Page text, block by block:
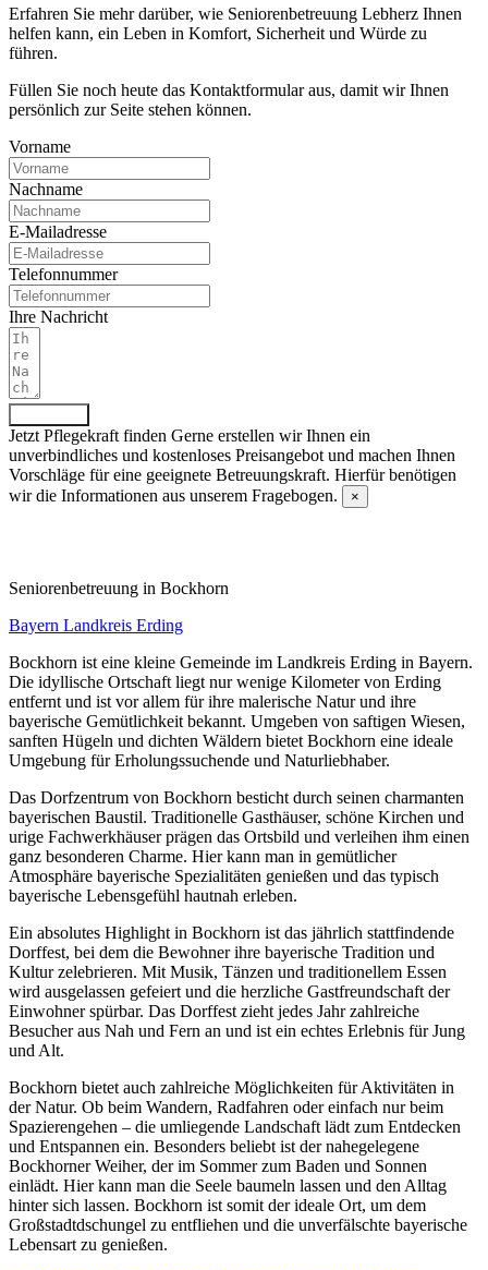
Erfahren Sie mehr darüber, wie Seniorenbetreuung Lebherz Ihnen
helfen kann, ein Leben in Komfort, Sicherheit und Würde zu
führen.
Füllen Sie noch heute das Kontaktformular aus, damit wir Ihnen
persönlich zur Seite stehen können.
Vorname
Nachname
E-Mailadresse
Telefonnummer
Ihre Nachricht
Jetzt Pflegekraft finden Gerne erstellen wir Ihnen ein
unverbindliches und kostenloses Preisangebot und machen Ihnen
Vorschläge für eine geeignete Betreuungskraft. Hierfür benötigen
wir die Informationen aus unserem Fragebogen.
×
Senioren­betreuung in Bockhorn
Bayern Landkreis Erding
Bockhorn ist eine kleine Gemeinde im Landkreis Erding in Bayern.
Die idyllische Ortschaft liegt nur wenige Kilometer von Erding
entfernt und ist vor allem für ihre malerische Natur und ihre
bayerische Gemütlichkeit bekannt. Umgeben von saftigen Wiesen,
sanften Hügeln und dichten Wäldern bietet Bockhorn eine ideale
Umgebung für Erholungssuchende und Naturliebhaber.
Das Dorfzentrum von Bockhorn besticht durch seinen charmanten
bayerischen Baustil. Traditionelle Gasthäuser, schöne Kirchen und
urige Fachwerkhäuser prägen das Ortsbild und verleihen ihm einen
ganz besonderen Charme. Hier kann man in gemütlicher
Atmosphäre bayerische Spezialitäten genießen und das typisch
bayerische Lebensgefühl hautnah erleben.
Ein absolutes Highlight in Bockhorn ist das jährlich stattfindende
Dorffest, bei dem die Bewohner ihre bayerische Tradition und
Kultur zelebrieren. Mit Musik, Tänzen und traditionellem Essen
wird ausgelassen gefeiert und die herzliche Gastfreundschaft der
Einwohner spürbar. Das Dorffest zieht jedes Jahr zahlreiche
Besucher aus Nah und Fern an und ist ein echtes Erlebnis für Jung
und Alt.
Bockhorn bietet auch zahlreiche Möglichkeiten für Aktivitäten in
der Natur. Ob beim Wandern, Radfahren oder einfach nur beim
Spazierengehen – die umliegende Landschaft lädt zum Entdecken
und Entspannen ein. Besonders beliebt ist der nahegelegene
Bockhorner Weiher, der im Sommer zum Baden und Sonnen
einlädt. Hier kann man die Seele baumeln lassen und den Alltag
hinter sich lassen. Bockhorn ist somit der ideale Ort, um dem
Großstadtdschungel zu entfliehen und die unverfälschte bayerische
Lebensart zu genießen.